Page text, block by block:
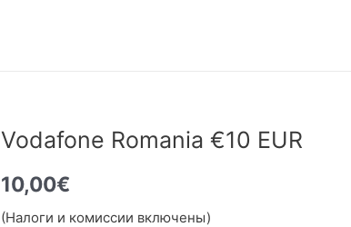
Vodafone Romania €10 EUR
10,00€
(Налоги и комиссии включены)